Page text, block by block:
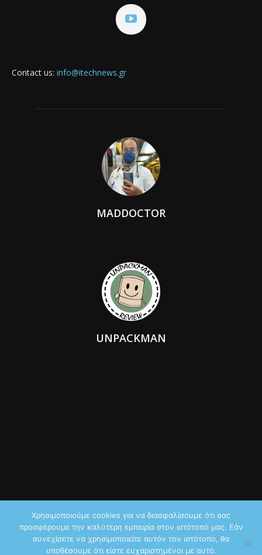
Contact us: info@itechnews.gr
MADDOCTOR
UNPACKMAN
© 2026 by iTechNews.gr
Χρησιμοποιούμε cookies για να διασφαλίσουμε ότι σας
προσφέρουμε την καλύτερη εμπειρία στον ιστότοπό μας. Εάν
συνεχίσετε να χρησιμοποιείτε αυτόν τον ιστότοπο, θα
υποθέσουμε ότι είστε ευχαριστημένοι με αυτό.